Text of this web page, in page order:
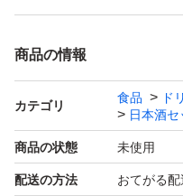
ておりません。ご了承く
・購入意思のない価格相
・20歳未満の方には販売
・段ボールでの発送中に
商品の情報
カテゴリ
食品 ド
日本酒セ
商品の状態 未使用
配送の方法 おてがる配